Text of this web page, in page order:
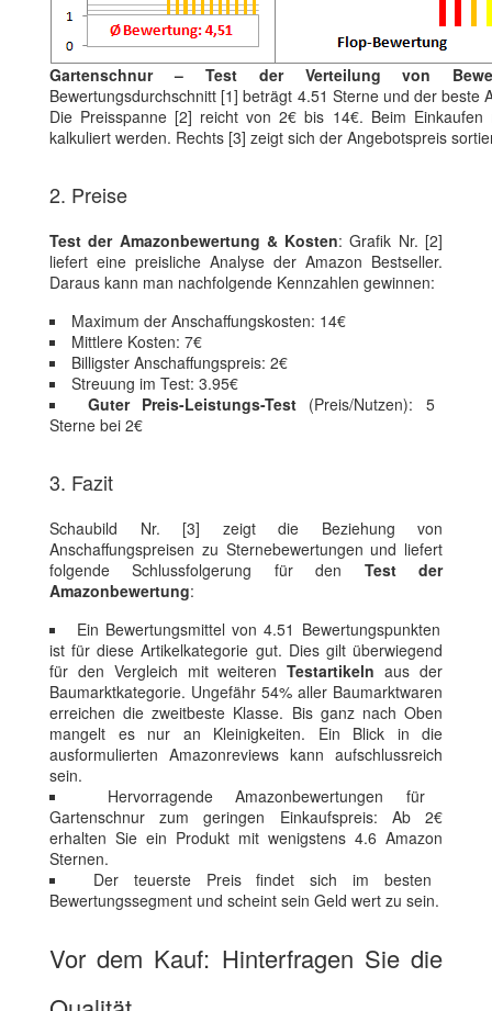
Gartenschnur – Test der Verteilung von
Bewertungsdurchschnitt [1] beträgt 4.51 Sterne und der beste
Die Preisspanne [2] reicht von 2€ bis 14€. Beim Einkaufen
kalkuliert werden. Rechts [3] zeigt sich der Angebotspreis
2. Preise
Test der Amazonbewertung & Kosten: Grafik Nr. [2]
liefert eine preisliche Analyse der Amazon Bestseller.
Daraus kann man nachfolgende Kennzahlen gewinnen:
Maximum der Anschaffungskosten: 14€
Mittlere Kosten: 7€
Billigster Anschaffungspreis: 2€
Streuung im Test: 3.95€
Guter Preis-Leistungs-Test (Preis/Nutzen): 5
Sterne bei 2€
3. Fazit
Schaubild Nr. [3] zeigt die Beziehung von
Anschaffungspreisen zu Sternebewertungen und liefert
folgende Schlussfolgerung für den Test der
Amazonbewertung:
Ein Bewertungsmittel von 4.51 Bewertungspunkten
ist für diese Artikelkategorie gut. Dies gilt überwiegend
für den Vergleich mit weiterenTestartikeln aus der
Baumarktkategorie. Ungefähr 54% aller Baumarktwaren
erreichen die zweitbeste Klasse. Bis ganz nach Oben
mangelt es nur an Kleinigkeiten. Ein Blick in die
ausformulierten Amazonreviews kann aufschlussreich
sein.
Hervorragende Amazonbewertungen für
Gartenschnur zum geringen Einkaufspreis: Ab 2€
erhalten Sie ein Produkt mit wenigstens 4.6 Amazon
Sternen.
Der teuerste Preis findet sich im besten
Bewertungssegment und scheint sein Geld wert zu sein.
Vor dem Kauf: Hinterfragen Sie die